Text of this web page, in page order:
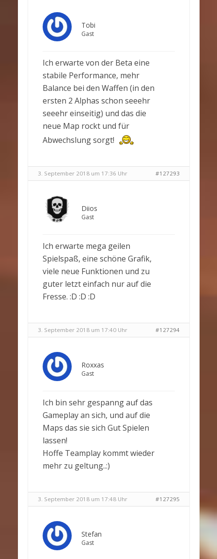
Tobi
Gast
Ich erwarte von der Beta eine
stabile Performance, mehr
Balance bei den Waffen (in den
ersten 2 Alphas schon seeehr
seeehr einseitig) und das die
neue Map rockt und für
Abwechslung sorgt!
3. September 2018 um 17:36 Uhr #127293
Diios
Gast
Ich erwarte mega geilen
Spielspaß, eine schöne Grafik,
viele neue Funktionen und zu
guter letzt einfach nur auf die
Fresse. :D :D :D
3. September 2018 um 17:40 Uhr #127294
Roxxas
Gast
Ich bin sehr gespanng auf das
Gameplay an sich, und auf die
Maps das sie sich Gut Spielen
lassen!
Hoffe Teamplay kommt wieder
mehr zu geltung..:)
3. September 2018 um 17:48 Uhr #127295
Stefan
Gast